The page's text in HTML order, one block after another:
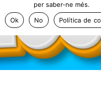
per saber-ne més.
Ok
No Política de